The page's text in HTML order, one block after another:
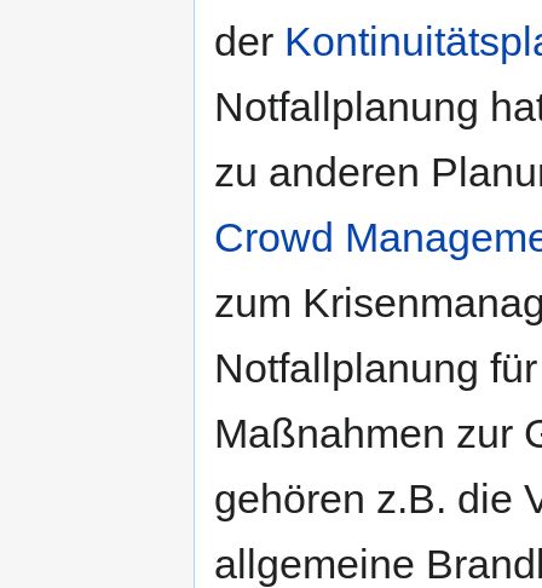
der
Notfallplanung
zu anderen
Crowd
zum
Notfallplanung
Maßnahmen zur
gehören z.B. die
allgemeine